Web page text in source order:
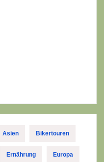
Asien Bikertouren
Ernährung Europa